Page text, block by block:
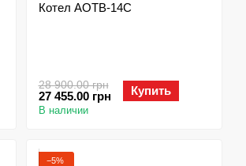
Котел АОТВ-14С
28 900.00 грн
27 455.00 грн Купить
В наличии
−5%